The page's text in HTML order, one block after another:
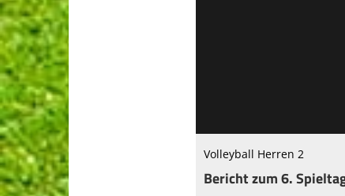
Volleyball Herren 2
Bericht zum 6.